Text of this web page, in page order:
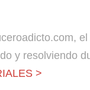
el
y resolviendo
>